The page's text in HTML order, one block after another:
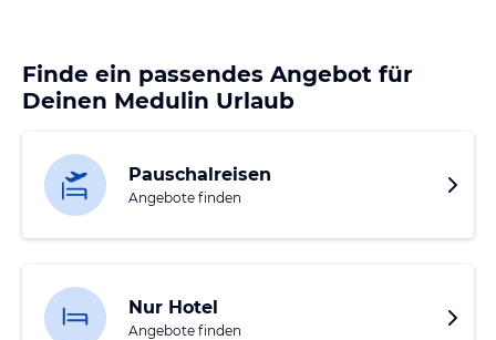
Finde ein passendes Angebot für
Deinen Medulin Urlaub
Pauschalreisen
Angebote finden
Nur Hotel
Angebote finden